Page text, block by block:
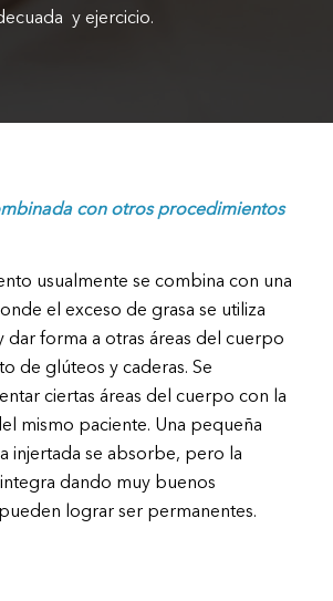
y ejercicio.
con otros procedimientos
usualmente se combina con una
el exceso de grasa se utiliza
dar forma a otras áreas del cuerpo
de glúteos y caderas. Se
ciertas áreas del cuerpo con la
mismo paciente. Una pequeña
injertada se absorbe, pero la
dando muy buenos
lograr ser permanentes.